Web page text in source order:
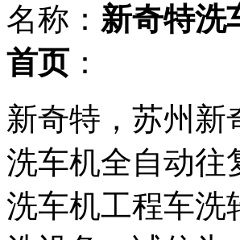
名称： 新奇特洗
首页 ：
新奇特，苏州新
洗车机全自动往
洗车机工程车洗